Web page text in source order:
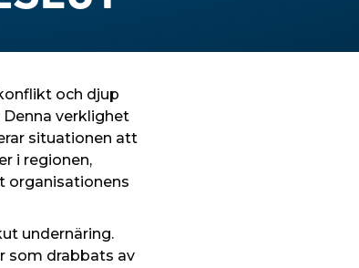
och djup
verklighet
situationen att
i regionen,
organisationens
undernäring.
som drabbats av